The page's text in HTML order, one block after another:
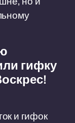
гифку
и гифок